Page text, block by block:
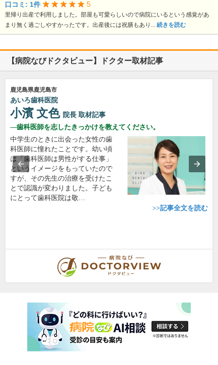
口コミ: 1件 5
里帰り出産で利用しました。部屋も可愛らしいので病院にいるという感覚があ
まり無く過ごしやすかったです。出産後には祝膳もあり... 続きを読む
【病院なびドクタビュー】ドクター取材記事
鹿児島県鹿児島市
あいろ歯科医院
小濱 文色 院長 取材記事
歯科医師を志したきっかけを教えてください。
中学生のときに出会った女性の歯
科医師に憧れたことです。幼い頃
は「歯科医師は男性がする仕事」
というイメージをもっていたので
すが、その先生の治療を受けたこ
とで認識が変わりました。子ども
にとって歯科医院は敬…
>>記事全文を読む